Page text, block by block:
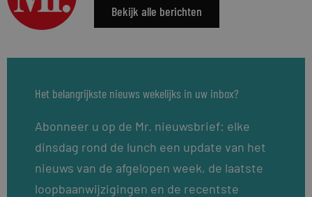
Bekijk alle berichten
Het belangrijkste nieuws wekelijks in uw inbox?
Abonneer u op de Mr. nieuwsbrief: elke
dinsdag rond de lunch een update van het
nieuws van de afgelopen week, de laatste
loopbaanwijzigingen en de recentste